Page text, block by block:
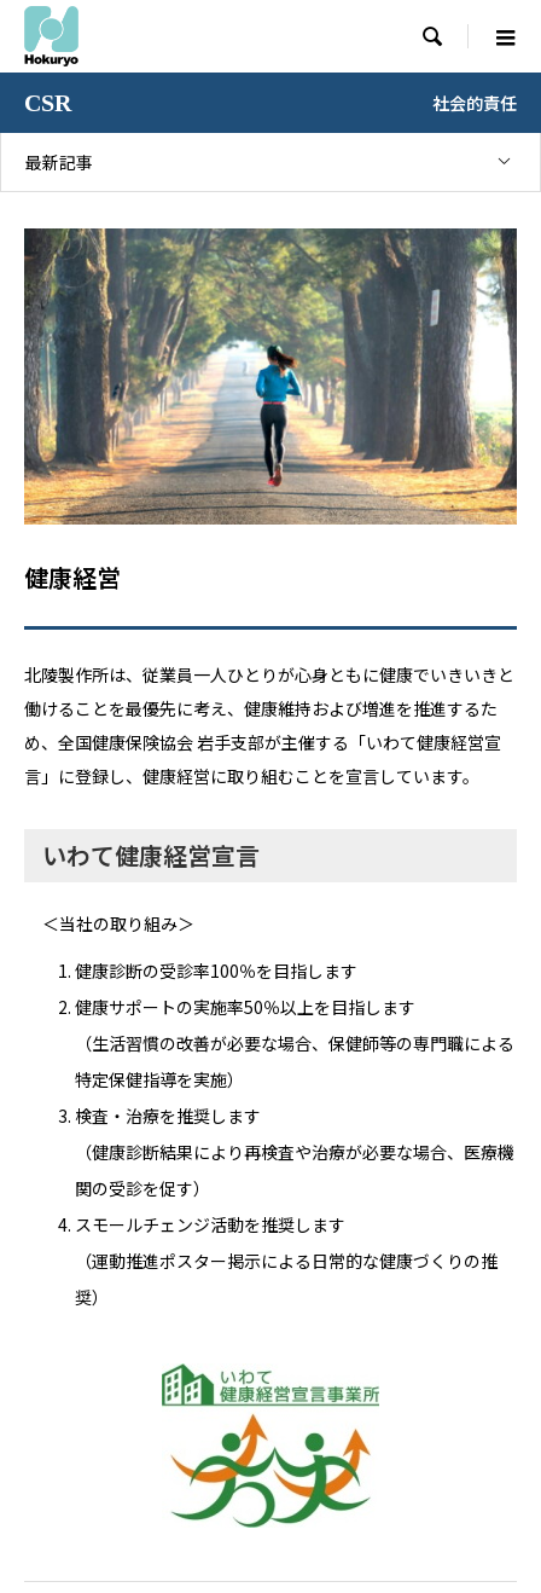

CSR 社会的責任
最新記事
健康経営
北陵製作所は、従業員一人ひとりが心身ともに健康でいきいきと
働けることを最優先に考え、健康維持および増進を推進するた
め、全国健康保険協会 岩手支部が主催する「いわて健康経営宣
言」に登録し、健康経営に取り組むことを宣言しています。
いわて健康経営宣言
＜当社の取り組み＞
健康診断の受診率100％を目指します
健康サポートの実施率50％以上を目指します
（生活習慣の改善が必要な場合、保健師等の専門職による
特定保健指導を実施）
検査・治療を推奨します
（健康診断結果により再検査や治療が必要な場合、医療機
関の受診を促す）
スモールチェンジ活動を推奨します
（運動推進ポスター掲示による日常的な健康づくりの推
奨）